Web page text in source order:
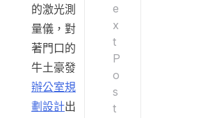
的激光測
量儀，對
著門口的
牛土豪發
辦公室規
劃設計出
e
x
t
P
o
s
t